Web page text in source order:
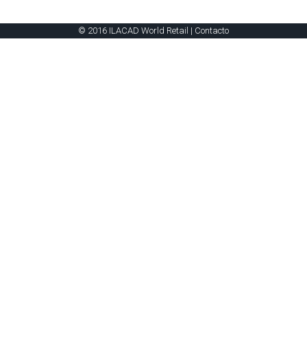
© 2016 ILACAD World Retail | Contacto